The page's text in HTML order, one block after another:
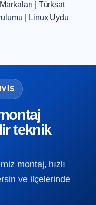
Türksat
Linux Uydu
teknik
montaj, hızlı
ve ilçelerinde